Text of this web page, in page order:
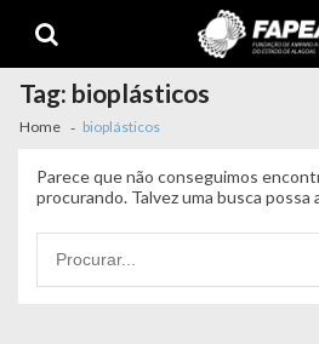
navigation
content
Tag: bioplásticos
Home bioplásticos
Parece que não conseguimos
procurando. Talvez uma busca possa
por: